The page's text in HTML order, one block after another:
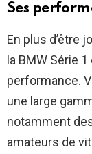
Ses
En plus d’être
la BMW Série
performance.
une large
notamment
amateurs de